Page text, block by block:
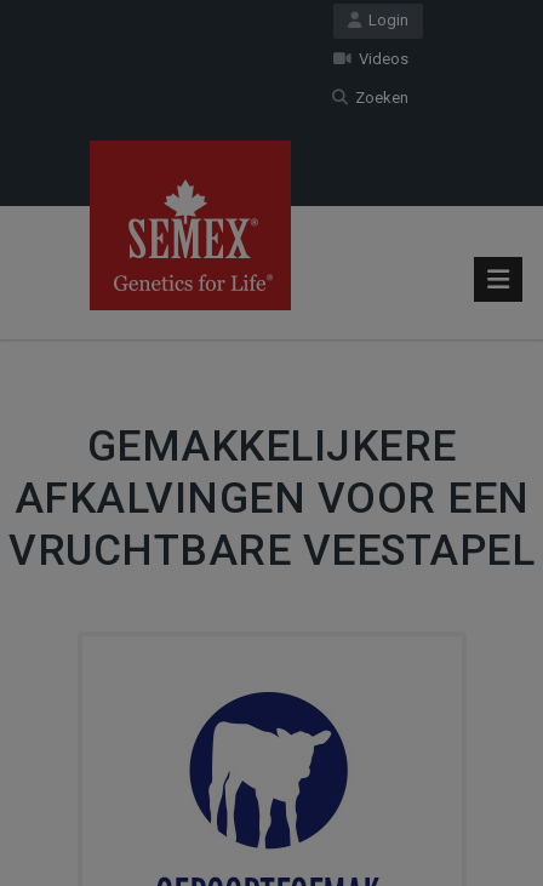
Login
Videos
Zoeken
GEMAKKELIJKERE
AFKALVINGEN VOOR EEN
VRUCHTBARE VEESTAPEL